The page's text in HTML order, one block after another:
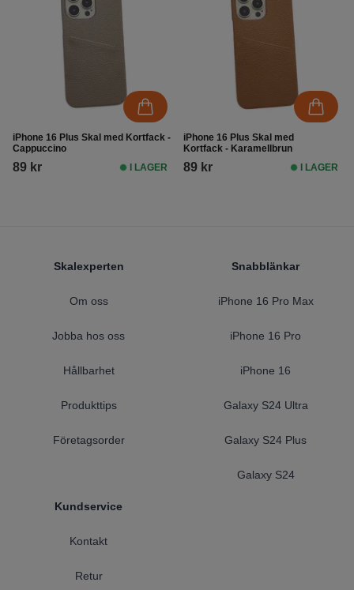
iPhone 16 Plus Skal med Kortfack -
Cappuccino
89 kr I LAGER
iPhone 16 Plus Skal med
Kortfack - Karamellbrun
89 kr I LAGER
Skalexperten
Om oss
Jobba hos oss
Hållbarhet
Produkttips
Företagsorder
Kundservice
Kontakt
Retur
Snabblänkar
iPhone 16 Pro Max
iPhone 16 Pro
iPhone 16
Galaxy S24 Ultra
Galaxy S24 Plus
Galaxy S24